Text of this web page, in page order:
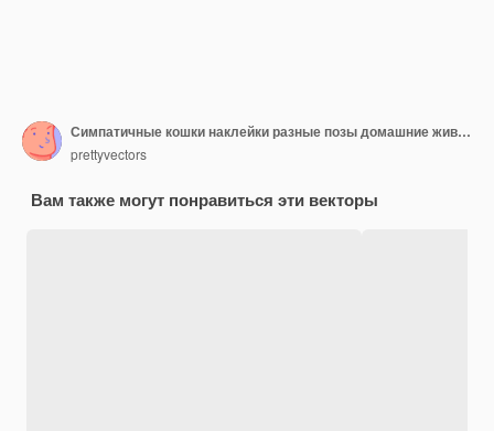
Симпатичные кошки наклейки разные позы домашние животные концепция набор плоский элемент графического дизайна
prettyvectors
Вам также могут понравиться эти векторы